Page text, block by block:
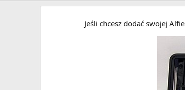
Jeśli chcesz dodać swojej